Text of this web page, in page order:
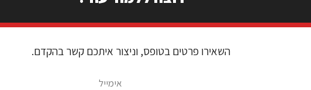
השאירו פרטים בטופס, וניצור איתכם קשר בהקדם.
אימייל